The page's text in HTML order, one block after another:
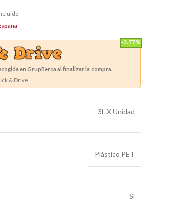
-3.77%
en GrupBerca al finalizar la compra.
& Drive
3L X Unidad
Plástico PET
Sí